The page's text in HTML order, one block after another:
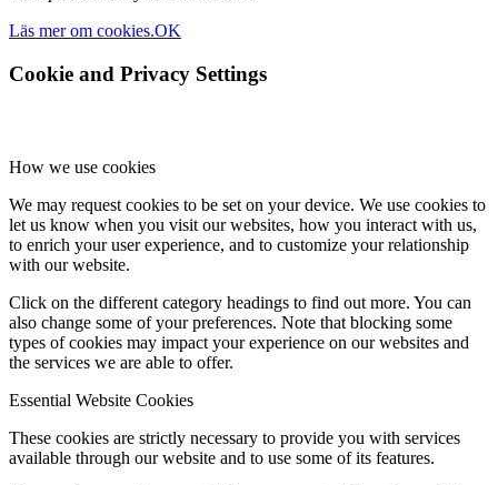
Läs mer om cookies.OK
Cookie and Privacy Settings
How we use cookies
We may request cookies to be set on your device. We use cookies to
let us know when you visit our websites, how you interact with us,
to enrich your user experience, and to customize your relationship
with our website.
Click on the different category headings to find out more. You can
also change some of your preferences. Note that blocking some
types of cookies may impact your experience on our websites and
the services we are able to offer.
Essential Website Cookies
These cookies are strictly necessary to provide you with services
available through our website and to use some of its features.